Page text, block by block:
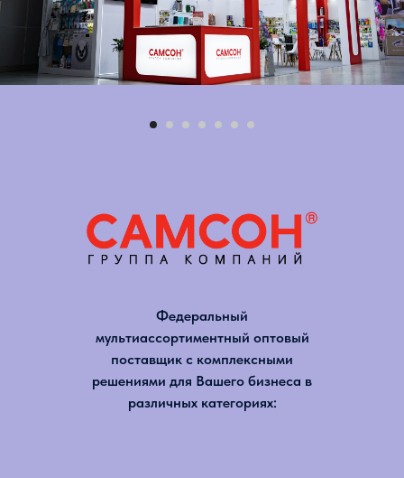
Федеральный
мультиассортиментный оптовый
поставщик с комплексными
решениями для Вашего бизнеса в
различных категориях: